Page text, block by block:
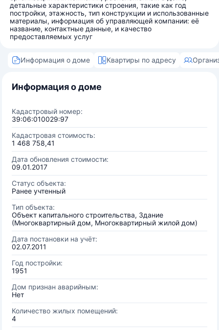
детальные характеристики строения, такие как год
постройки, этажность, тип конструкции и использованные
материалы, информация об управляющей компании: её
название, контактные данные, и качество
предоставляемых услуг
Информация о доме Квартиры по адресу
Информация о доме
Кадастровый номер:
39:06:010029:97
Кадастровая стоимость:
1 468 758,41
Дата обновления стоимости:
09.01.2017
Статус объекта:
Ранее учтенный
Тип объекта:
Объект капитального строительства, Здание
(Многоквартирный дом, Многоквартирный жилой дом)
Дата постановки на учёт:
02.07.2011
Год постройки:
1951
Дом признан аварийным:
Нет
Количество жилых помещений:
4